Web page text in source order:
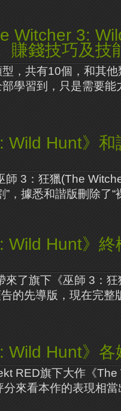
Witcher 3:
賺錢技巧及技
，共有10個，和其
學習到，只是需要能
Wild Hunt》
師 3：狂獵(The
”，據悉和諧版刪除了
Wild Hunt》
來了旗下《巫師 3：
的先導版，現在完整
Wild Hunt》
RED旗下大作《
來看本作的表現相